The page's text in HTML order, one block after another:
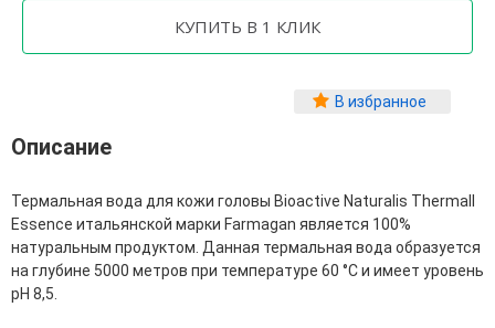
Фитопластика волос
Для Лица
Бальзамы для лица
Карбокситерапия
Кремы для лица
Лосьоны, тоники и мисты для лица
Маски для лица
Масла для лица
В избранное
Описание
Термальная вода для кожи головы Bioactive Naturalis Thermall
Essence итальянской марки Farmagan является 100%
натуральным продуктом. Данная термальная вода образуется
на глубине 5000 метров при температуре 60 °С и имеет уровень
pH 8,5.